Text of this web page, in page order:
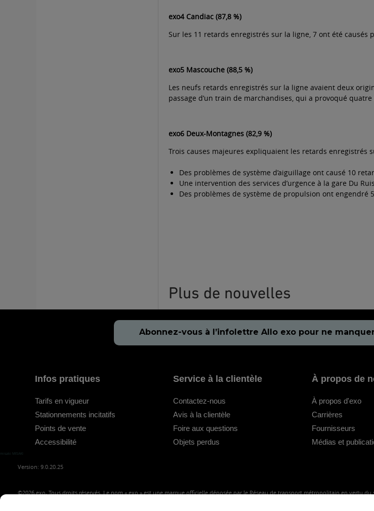
exo4 Candiac (87,8 %)
Sur les 11 retards enregistrés sur la ligne, 7 ont été causés
exo5 Mascouche (88,5 %)
Les neufs retards enregistrés sur la ligne avaient deux
passage d’un train de marchandises, qui a provoqué
exo6 Deux-Montagnes (82,9 %)
Trois causes majeures expliquaient les retards enregistrés
Des problèmes de système d’aiguillage ont causé 10
Une intervention des services d’urgence à la gare Du
Des problèmes de système de propulsion ont engendré
Plus de nouvelles
Abonnez-vous à l’infolettre Allo exo pour ne
Infos pratiques
Tarifs en vigueur
Stationnements incitatifs
Points de vente
Accessibilité
Service à la clientèle
Contactez-nous
Avis à la clientèle
Foire aux questions
Objets perdus
À propos de
À propos d'exo
Carrières
Fournisseurs
Médias et
misaki MISAKI
Version: 9.0.20.25
©2026exo, Tous droits réservés. Le nom « exo » est une marque officielle déposée par le Réseau de transport métropolitain en vertu du